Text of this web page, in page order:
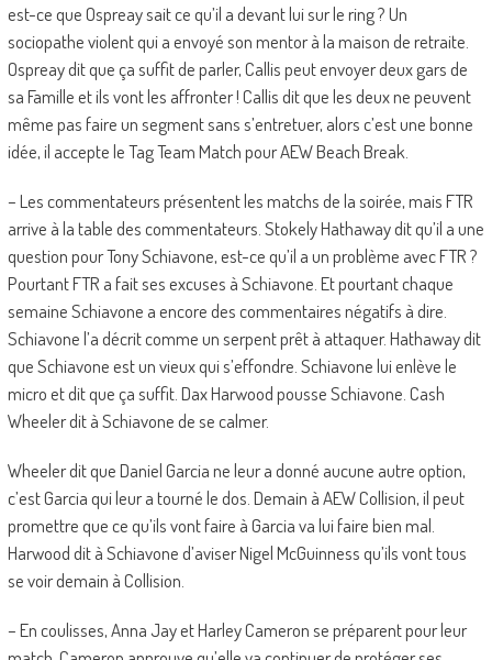
est-ce que Ospreay sait ce qu’il a devant lui sur le ring ? Un
sociopathe violent qui a envoyé son mentor à la maison de retraite.
Ospreay dit que ça suffit de parler, Callis peut envoyer deux gars de
sa Famille et ils vont les affronter ! Callis dit que les deux ne peuvent
même pas faire un segment sans s’entretuer, alors c’est une bonne
idée, il accepte le Tag Team Match pour AEW Beach Break.
– Les commentateurs présentent les matchs de la soirée, mais FTR
arrive à la table des commentateurs. Stokely Hathaway dit qu’il a une
question pour Tony Schiavone, est-ce qu’il a un problème avec FTR ?
Pourtant FTR a fait ses excuses à Schiavone. Et pourtant chaque
semaine Schiavone a encore des commentaires négatifs à dire.
Schiavone l’a décrit comme un serpent prêt à attaquer. Hathaway dit
que Schiavone est un vieux qui s’effondre. Schiavone lui enlève le
micro et dit que ça suffit. Dax Harwood pousse Schiavone. Cash
Wheeler dit à Schiavone de se calmer.
Wheeler dit que Daniel Garcia ne leur a donné aucune autre option,
c’est Garcia qui leur a tourné le dos. Demain à AEW Collision, il peut
promettre que ce qu’ils vont faire à Garcia va lui faire bien mal.
Harwood dit à Schiavone d’aviser Nigel McGuinness qu’ils vont tous
se voir demain à Collision.
– En coulisses, Anna Jay et Harley Cameron se préparent pour leur